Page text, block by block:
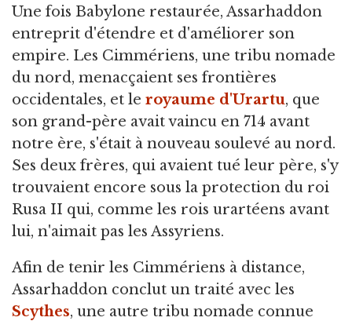
Une fois Babylone restaurée, Assarhaddon
entreprit d'étendre et d'améliorer son
empire. Les Cimmériens, une tribu nomade
du nord, menacçaient ses frontières
occidentales, et le royaume d'Urartu, que
son grand-père avait vaincu en 714 avant
notre ère, s'était à nouveau soulevé au nord.
Ses deux frères, qui avaient tué leur père, s'y
trouvaient encore sous la protection du roi
Rusa II qui, comme les rois urartéens avant
lui, n'aimait pas les Assyriens.
Afin de tenir les Cimmériens à distance,
Assarhaddon conclut un traité avec les
Scythes, une autre tribu nomade connue